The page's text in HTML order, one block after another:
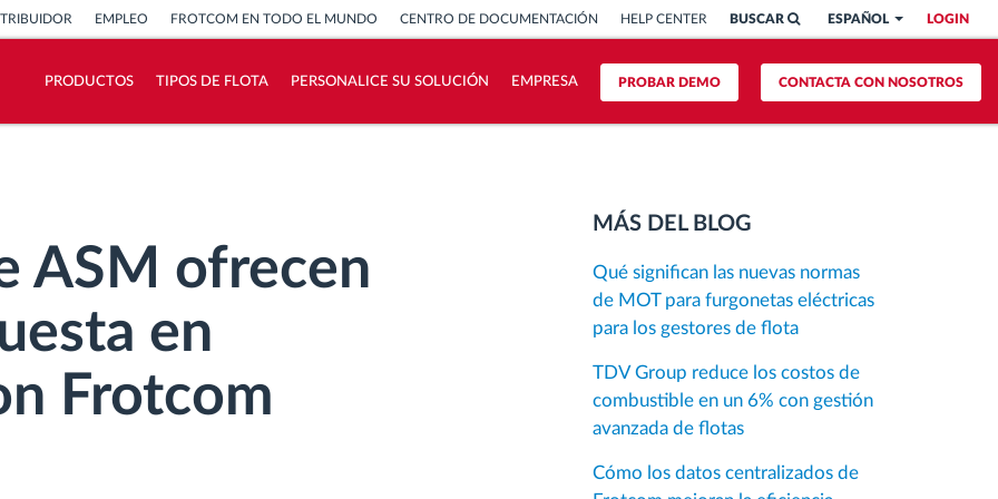
LOGIN
ESPAÑOL
BUSCAR
EMPLEO FROTCOM EN TODO EL MUNDO CENTRO DE DOCUMENTACIÓN HELP CENTER
CONTACTA CON NOSOTROS
PROBAR DEMO
PRODUCTOS TIPOS DE FLOTA PERSONALICE SU SOLUCIÓN EMPRESA
ASM ofrecen
en
Frotcom
MÁS DEL BLOG
Qué significan las nuevas normas
de MOT para furgonetas eléctricas
para los gestores de flota
TDV Group reduce los costos de
combustible en un 6% con gestión
avanzada de flotas
Cómo los datos centralizados de